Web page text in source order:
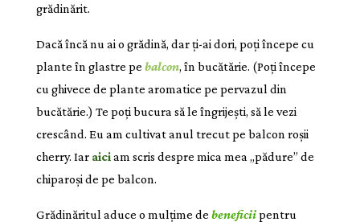
grădinărit.
Dacă încă nu ai o grădină, dar ți-ai dori, poți începe cu
plante în glastre pe balcon, în bucătărie. (Poți începe
cu ghivece de plante aromatice pe pervazul din
bucătărie.) Te poți bucura să le îngrijești, să le vezi
crescând. Eu am cultivat anul trecut pe balcon roșii
cherry. Iar aiciam scris despre mica mea „pădure” de
chiparoși de pe balcon.
Grădinăritul aduce o mulțime de beneficiipentru